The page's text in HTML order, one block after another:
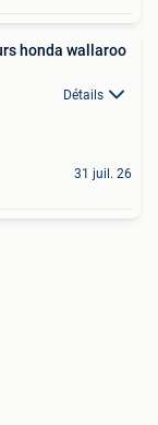
honda wallaroo
Détails
31 juil. 26